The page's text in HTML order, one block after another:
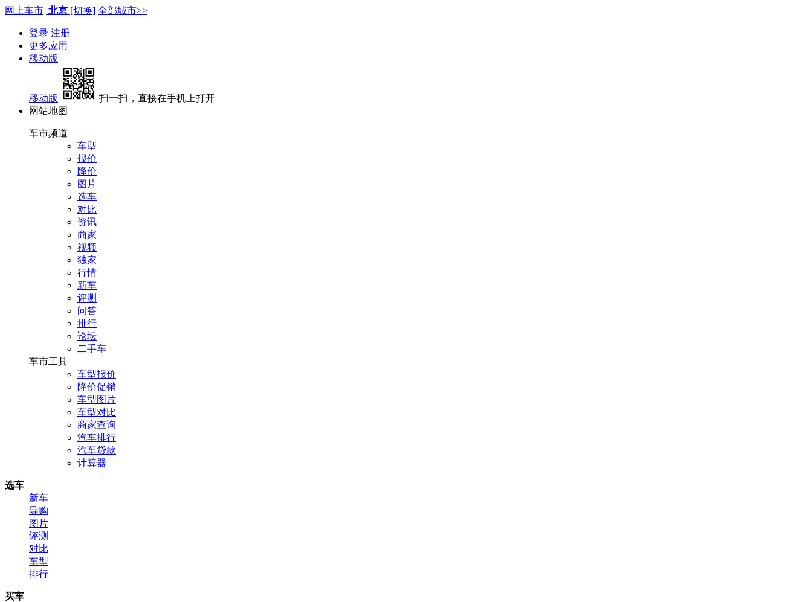
网上车市 北京 [切换] 全部城市>>
登录 注册
更多应用
移动版
移动版
扫一扫，直接在手机上打开
网站地图
车市频道
车型
报价
降价
图片
选车
对比
资讯
商家
视频
独家
行情
新车
评测
问答
排行
论坛
二手车
车市工具
车型报价
降价促销
车型图片
车型对比
商家查询
汽车排行
汽车贷款
计算器
选车
新车
导购
图片
评测
对比
车型
排行
买车